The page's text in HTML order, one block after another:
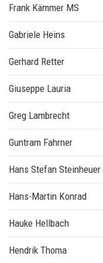
Frank Kämmer MS
Gabriele Heins
Gerhard Retter
Giuseppe Lauria
Greg Lambrecht
Guntram Fahrner
Hans Stefan Steinheuer
Hans-Martin Konrad
Hauke Hellbach
Hendrik Thoma